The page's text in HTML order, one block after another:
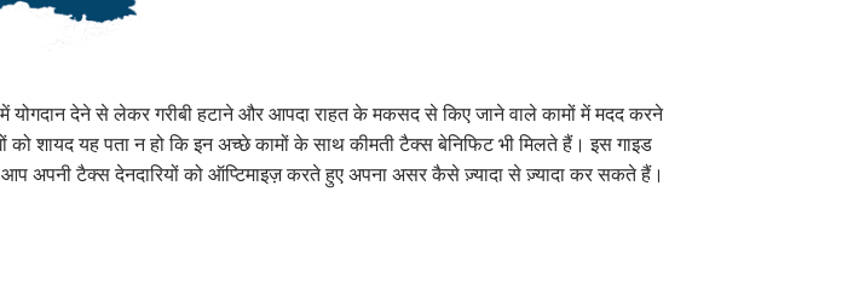
देने से लेकर गरीबी हटाने और आपदा राहत के मकसद से किए जाने वाले कामों में मदद करने
शायद यह पता न हो कि इन अच्छे कामों के साथ कीमती टैक्स बेनिफिट भी मिलते हैं। इस गाइड
अपनी टैक्स देनदारियों को ऑप्टिमाइज़ करते हुए अपना असर कैसे ज़्यादा से ज़्यादा कर सकते हैं।